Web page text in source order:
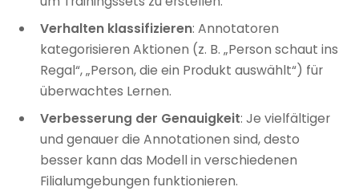
Verhalten klassifizieren: Annotatoren
kategorisieren Aktionen (z. B. „Person schaut ins
Regal“, „Person, die ein Produkt auswählt“) für
überwachtes Lernen.
Verbesserung der Genauigkeit: Je vielfältiger
und genauer die Annotationen sind, desto
besser kann das Modell in verschiedenen
Filialumgebungen funktionieren.